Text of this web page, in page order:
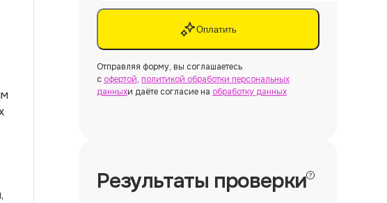
Оплатить
Отправляя форму, вы соглашаетесь
с офертой, политикой обработки персональных
данныхи даёте согласие на обработку данных
Результаты проверки